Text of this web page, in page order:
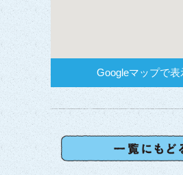
Googleマップで表